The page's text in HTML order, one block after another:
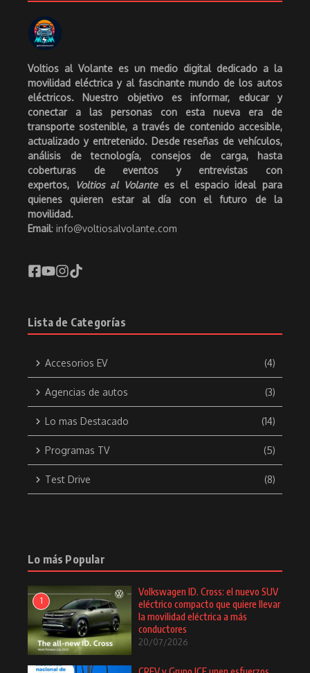
Voltios al Volante es un medio digital dedicado a la
movilidad eléctrica y al fascinante mundo de los autos
eléctricos. Nuestro objetivo es informar, educar y
conectar a las personas con esta nueva era de
transporte sostenible, a través de contenido accesible,
actualizado y entretenido. Desde reseñas de vehículos,
análisis de tecnología, consejos de carga, hasta
coberturas de eventos y entrevistas con
expertos,
Voltios al Volantees el espacio ideal para
quienes quieren estar al día con el futuro de la
movilidad.
Email: info@voltiosalvolante.com
Lista de Categorías
Accesorios EV (4)
Agencias de autos (3)
Lo mas Destacado (14)
Programas TV (5)
Test Drive (8)
Lo más Popular
1
Volkswagen ID. Cross: el nuevo SUV
eléctrico compacto que quiere llevar
la movilidad eléctrica a más
conductores
20/07/2026